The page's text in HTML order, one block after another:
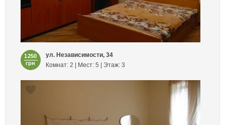
1250
грн
ул. Независимости, 34
Комнат: 2 | Мест: 5 | Этаж: 3